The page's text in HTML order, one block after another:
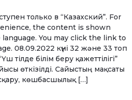
только в “Казахский”. For
the content is shown
You may click the link to
08.09.2022 күні 32 және 33 топ
тілде білім беру қажеттілігі”
өткізілді. Сайыстың мақсаты
көшбасшылық […]